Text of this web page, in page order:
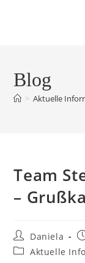
Blog
> Aktuelle
Team
–
Daniela
Aktuelle